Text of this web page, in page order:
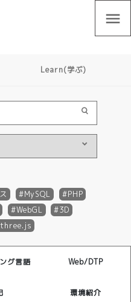
menu
Learn(学ぶ)
MySQL
PHP
WebGL
3D
three.js
グ言語 Web/DTP
環境紹介